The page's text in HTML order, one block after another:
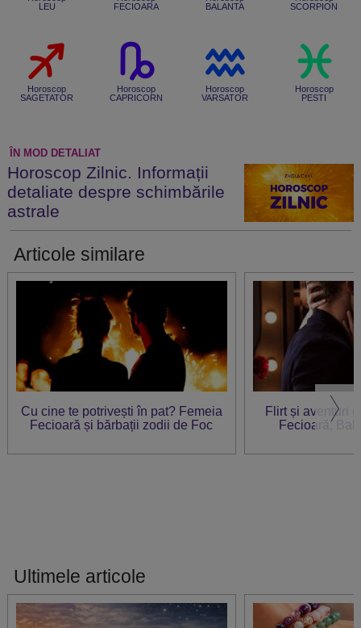
LEU
FECIOARA
BALANTA
SCORPION
Horoscop
SAGETATOR
Horoscop
CAPRICORN
Horoscop
VARSATOR
Horoscop
PESTI
ÎN MOD DETALIAT
Horoscop Zilnic. Informații
detaliate despre schimbările
astrale
Articole similare
Cu cine te potrivești în pat? Femeia
Fecioară și bărbații zodii de Foc
Flirt și aventuri
Fecioară,
Ultimele articole